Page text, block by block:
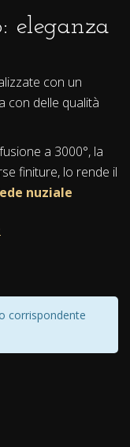
eleganza
con un
con delle qualità
a 3000°, la
finiture, lo rende il
nuziale
nel mondo, nel
corrispondente